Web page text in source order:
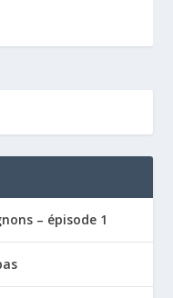
– épisode 1